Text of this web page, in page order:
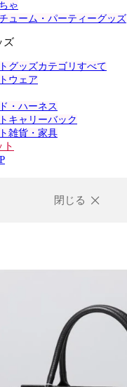
ゃ
ューム・パーティーグッズ
ズ
グッズカテゴリすべて
ウェア
・ハーネス
キャリーバック
雑貨・家具
ト
閉じる